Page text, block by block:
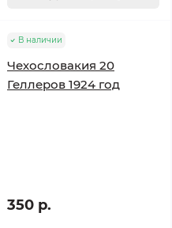
В наличии
Чехословакия 20
Геллеров 1924 год
350 р.